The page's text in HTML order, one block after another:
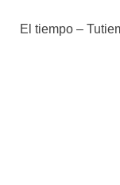
El tiempo –